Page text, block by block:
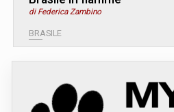
di Federica Zambino
BRASILE